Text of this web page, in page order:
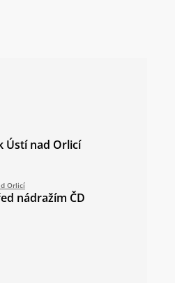
Ústí nad Orlicí
Orlicí
nádražím ČD